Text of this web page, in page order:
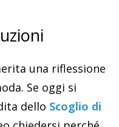
una riflessione
Se oggi si
dello Scoglio di